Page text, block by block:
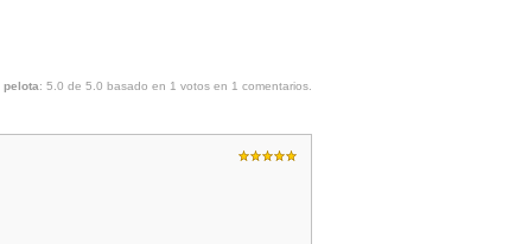
pelota: 5.0 de 5.0 basado en 1 votos en 1 comentarios.